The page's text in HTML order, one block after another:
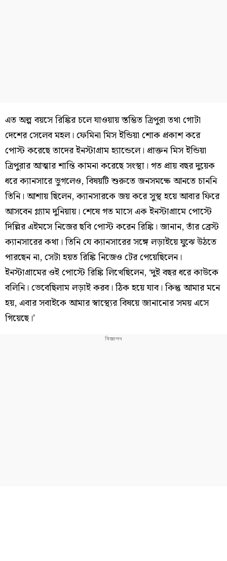
এত অল্প বয়সে রিঙ্কির চলে যাওয়ায় স্তম্ভিত ত্রিপুরা তথা গোটা
দেশের সেলেব মহল। ফেমিনা মিস ইন্ডিয়া শোক প্রকাশ করে
পোস্ট করেছে তাদের ইনস্টাগ্রাম হ্যান্ডেলে। প্রাক্তন মিস ইন্ডিয়া
ত্রিপুরার আত্মার শান্তি কামনা করেছে সংস্থা। গত প্রায় বছর দুয়েক
ধরে ক্যানসারে ভুগলেও, বিষয়টি শুরুতে জনসমক্ষে আনতে চাননি
তিনি। আশায় ছিলেন, ক্যানসারকে জয় করে সুস্থ হয়ে আবার ফিরে
আসবেন গ্ল্যাম দুনিয়ায়। শেষে গত মাসে এক ইনস্টাগ্রামে পোস্টে
দিল্লির এইমসে নিজের ছবি পোস্ট করেন রিঙ্কি। জানান, তাঁর ব্রেস্ট
ক্যানসারের কথা। তিনি যে ক্যানসারের সঙ্গে লড়াইয়ে যুঝে উঠতে
পারছেন না, সেটা হয়ত রিঙ্কি নিজেও টের পেয়েছিলেন।
ইনস্টাগ্রামের ওই পোস্টে রিঙ্কি লিখেছিলেন, ‘দুই বছর ধরে কাউকে
বলিনি। ভেবেছিলাম লড়াই করব। ঠিক হয়ে যাব। কিন্তু আমার মনে
হয়, এবার সবাইকে আমার স্বাস্থ্যের বিষয়ে জানানোর সময় এসে
গিয়েছে।’